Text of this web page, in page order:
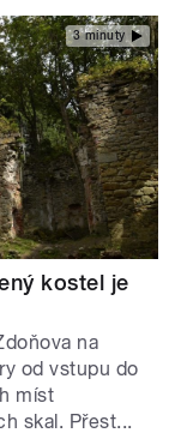
3 minuty
kostel je
na
od vstupu do
míst
skal. Přest...